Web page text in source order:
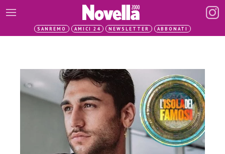
SANREMO AMICI 24 NEWSLETTER ABBONATI